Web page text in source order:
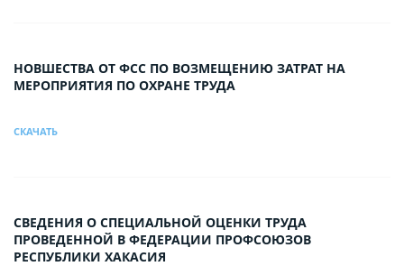
НОВШЕСТВА ОТ ФСС ПО ВОЗМЕЩЕНИЮ ЗАТРАТ НА
МЕРОПРИЯТИЯ ПО ОХРАНЕ ТРУДА
СКАЧАТЬ
СВЕДЕНИЯ О СПЕЦИАЛЬНОЙ ОЦЕНКИ ТРУДА
ПРОВЕДЕННОЙ В ФЕДЕРАЦИИ ПРОФСОЮЗОВ
РЕСПУБЛИКИ ХАКАСИЯ